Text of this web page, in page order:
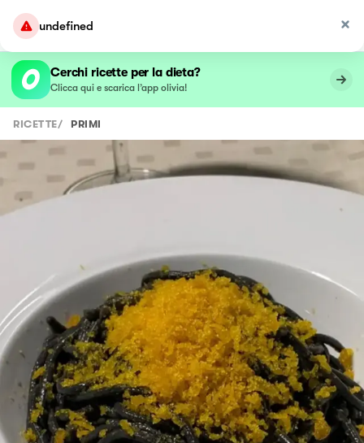
undefined
Cerchi ricette per la dieta?
Clicca qui e scarica l’app olivia!
RICETTE/ PRIMI